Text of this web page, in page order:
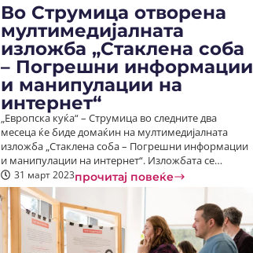
Во Струмица отворена
мултимедијалната
изложба „Стаклена соба
– Погрешни информации
и манипулации на
интернет“
„Европска куќа“ – Струмица во следните два
месеца ќе биде домаќин на мултимедијалната
изложба „Стаклена соба – Погрешни информации
и манипулации на интернет“. Изложбата се…
31 март 2023прочитај повеќе